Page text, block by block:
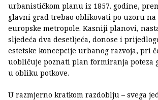
urbanističkom planu iz 1857. godine,
glavni grad trebao oblikovati po uzoru na
europske metropole. Kasniji planovi,
sljedeća dva desetljeća, donose i
estetske koncepcije urbanog razvoja, pri
uobličuje poznati plan formiranja poteza
u obliku potkove.
U razmjerno kratkom razdoblju – svega